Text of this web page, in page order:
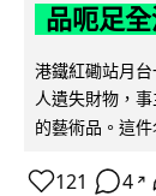
品呃足
港鐵紅磡站月
人遺失財物，
的藝術品。這
121 4 ↗